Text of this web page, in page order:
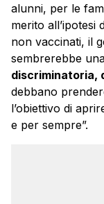
alunni, per le
merito all’ipotesi
non vaccinati, il
sembrerebbe
discriminatoria,
debbano
l’obiettivo di
e per sempre”.